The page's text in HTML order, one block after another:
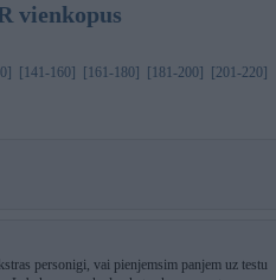
vienkopus
[141-160] [161-180] [181-200]
[201-220]
personigi, vai pienjemsim panjem uz testu